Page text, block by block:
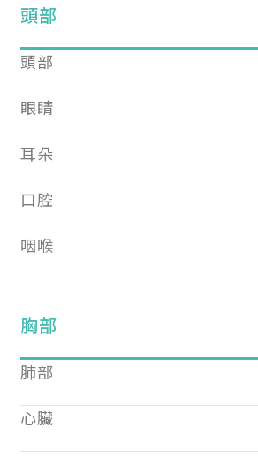
頭部
頭部
眼睛
耳朵
口腔
咽喉
胸部
肺部
心臟